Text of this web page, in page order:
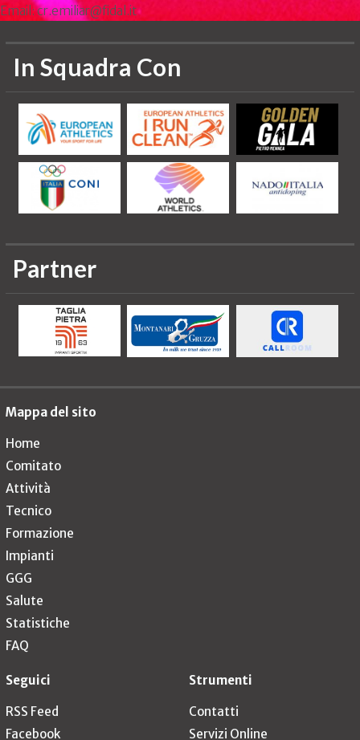
Email: cr.emiliar@fidal.it
In Squadra Con
Partner
Mappa del sito
Home
Comitato
Attività
Tecnico
Formazione
Impianti
GGG
Salute
Statistiche
FAQ
Seguici
RSS Feed
Facebook
Strumenti
Contatti
Servizi Online